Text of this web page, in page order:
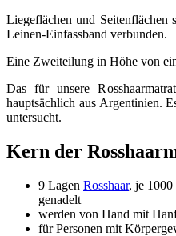
Liegeflächen und
Leinen-Einfassband verbunden.
Eine Zweiteilung in Höhe von
Das für unsere
hauptsächlich aus Argentinien.
untersucht.
Kern der
9 Lagen Rosshaar, je 1000
genadelt
werden von Hand mit
für Personen mit